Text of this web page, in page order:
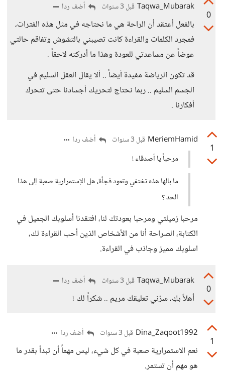
0
Taqwa_Mubarak قبل 3 سنوات أضف ردا
بالفعل أعتقد أن الراحة هي ما نحتاجه في مثل هذه الفترات،
فمجرد الكلمات والقراءة كانت تصيبني بالتشوش وتفاقم حالتي
عوضاً عن مساعدتي للعودة وهذا ما أدركته لاحقاً .
قد تكون الرياضة مفيدة أيضاً .. ألا يقال العقل السليم في
الجسم السليم .. ربما نحتاج لتحريك أجسادنا حتى تتحرك
أفكارنا .
1
MeriemHamid قبل 3 سنوات
أضف ردا
مرحباً يا أصدقاء !
ما بالها هذه تختفي وتعود فجأة، هل الإستمرارية صعبة إلى هذا
الحد ؟
مرحبا زميلتي ومرحبا بعودتك لنا، افتقدنا أسلوبك الجميل في
الكتابة، الصراحة أنا من الأشخاص الذين أحب القراءة لك،
اسلوبك مميز وجاذب في القراءة.
0
Taqwa_Mubarak قبل 3 سنوات أضف ردا
أهلاً بكِ، سرّني تعليقك مريم .. شكراً لك !
1
Dina_Zaqoot1992 قبل 3 سنوات أضف ردا
نعم الاستمرارية صعبة في كل شيء، ليس مهماً أن تبدأ بقدر ما
هو مهم أن تستمر.